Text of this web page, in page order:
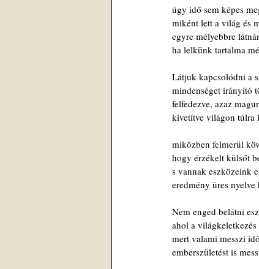
úgy idő sem képes
miként lett a világ és
egyre mélyebbre
ha lelkünk tartalma
Látjuk kapcsolódni a
mindenséget irányító
felfedezve, azaz
kivetítve világon túlra
miközben felmerül
hogy érzékelt külsőt
s vannak eszközeink
eredmény üres
Nem enged belátni
ahol a
mert valami messzi
emberszületést is